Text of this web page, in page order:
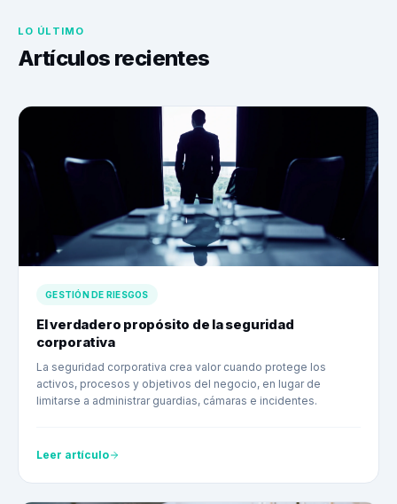
LO ÚLTIMO
Artículos recientes
GESTIÓN DE RIESGOS
El verdadero propósito de la seguridad
corporativa
La seguridad corporativa crea valor cuando protege los
activos, procesos y objetivos del negocio, en lugar de
limitarse a administrar guardias, cámaras e incidentes.
Leer artículo